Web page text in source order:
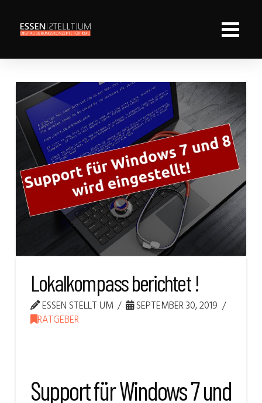
Lokalkompass berichtet !
ESSEN STELLT UM
SEPTEMBER 30, 2019
RATGEBER
Support für Windows 7 und